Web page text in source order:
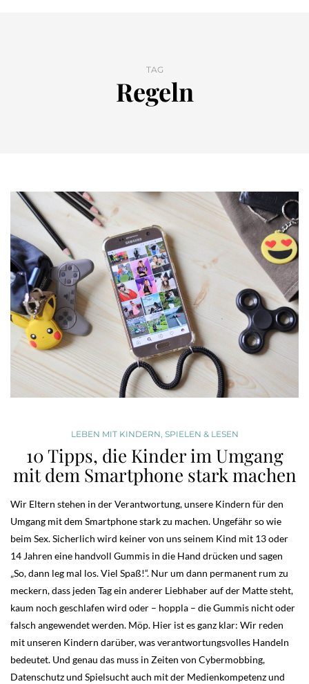
TAG
Regeln
LEBEN MIT KINDERN, SPIELEN & LESEN
10 Tipps, die Kinder im Umgang
mit dem Smartphone stark machen
Wir Eltern stehen in der Verantwortung, unsere Kindern für den
Umgang mit dem Smartphone stark zu machen. Ungefähr so wie
beim Sex. Sicherlich wird keiner von uns seinem Kind mit 13 oder
14 Jahren eine handvoll Gummis in die Hand drücken und sagen
„So, dann leg mal los. Viel Spaß!“. Nur um dann permanent rum zu
meckern, dass jeden Tag ein anderer Liebhaber auf der Matte steht,
kaum noch geschlafen wird oder – hoppla – die Gummis nicht oder
falsch angewendet werden. Möp. Hier ist es ganz klar: Wir reden
mit unseren Kindern darüber, was verantwortungsvolles Handeln
bedeutet. Und genau das muss in Zeiten von Cybermobbing,
Datenschutz und Spielsucht auch mit der Medienkompetenz und